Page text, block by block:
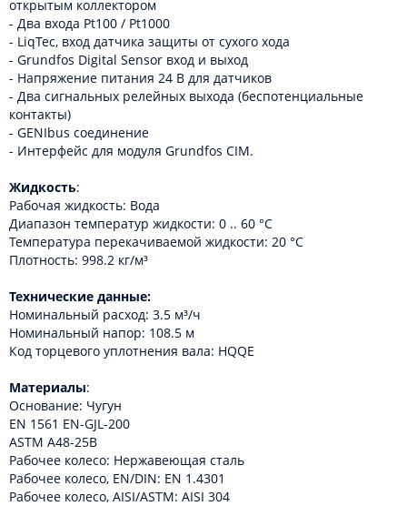
открытым коллектором
- Два входа Pt100 / Pt1000
- LiqTec, вход датчика защиты от сухого хода
- Grundfos Digital Sensor вход и выход
- Напряжение питания 24 В для датчиков
- Два сигнальных релейных выхода (беспотенциальные
контакты)
- GENIbus соединение
- Интерфейс для модуля Grundfos CIM.
Жидкость:
Рабочая жидкость: Вода
Диапазон температур жидкости: 0 .. 60 °C
Температура перекачиваемой жидкости: 20 °C
Плотность: 998.2 кг/м³
Технические данные:
Номинальный расход: 3.5 м³/ч
Номинальный напор: 108.5 м
Код торцевого уплотнения вала: HQQE
Материалы:
Основание: Чугун
EN 1561 EN-GJL-200
ASTM A48-25B
Рабочее колесо: Нержавеющая сталь
Рабочее колесо, EN/DIN: EN 1.4301
Рабочее колесо, AISI/ASTM: AISI 304